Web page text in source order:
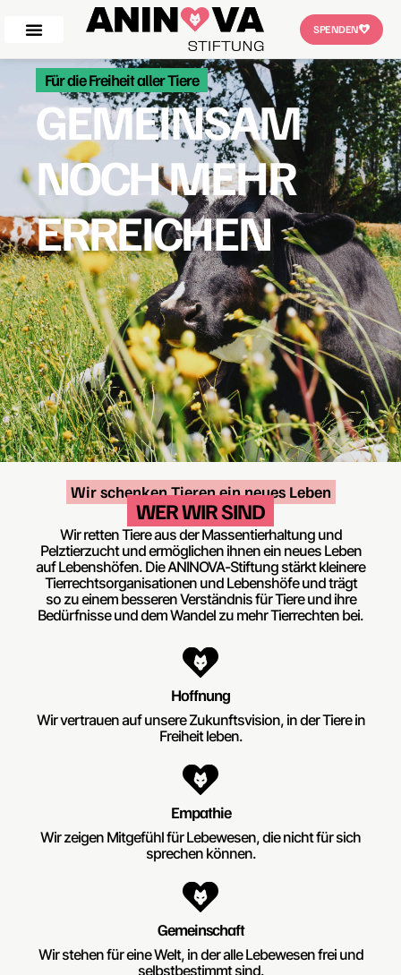
SPENDEN
Für die Freiheit aller Tiere
GEMEINSAM
NOCH MEHR
ERREICHEN
Wir schenken Tieren ein neues Leben
WER WIR SIND
Wir retten Tiere aus der Massentierhaltung und
Pelztierzucht und ermöglichen ihnen ein neues Leben
auf Lebenshöfen. Die ANINOVA-Stiftung stärkt kleinere
Tierrechtsorganisationen und Lebenshöfe und trägt
so zu einem besseren Verständnis für Tiere und ihre
Bedürfnisse und dem Wandel zu mehr Tierrechten bei.
Hoffnung
Wir vertrauen auf unsere Zukunftsvision, in der Tiere in
Freiheit leben.
Empathie
Wir zeigen Mitgefühl für Lebewesen, die nicht für sich
sprechen können.
Gemeinschaft
Wir stehen für eine Welt, in der alle Lebewesen frei und
selbstbestimmt sind.